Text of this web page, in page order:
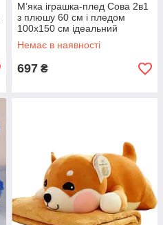
М’яка іграшка-плед Сова 2в1
з плюшу 60 см і пледом
100х150 см ідеальний
подарунок для дітей та
дорослих
Немає в наявності
697 ₴